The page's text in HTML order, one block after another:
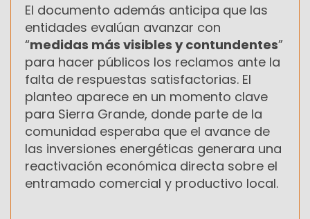
El documento además anticipa que las
entidades evalúan avanzar con
“medidas más visibles y contundentes”
para hacer públicos los reclamos ante la
falta de respuestas satisfactorias. El
planteo aparece en un momento clave
para Sierra Grande, donde parte de la
comunidad esperaba que el avance de
las inversiones energéticas generara una
reactivación económica directa sobre el
entramado comercial y productivo local.